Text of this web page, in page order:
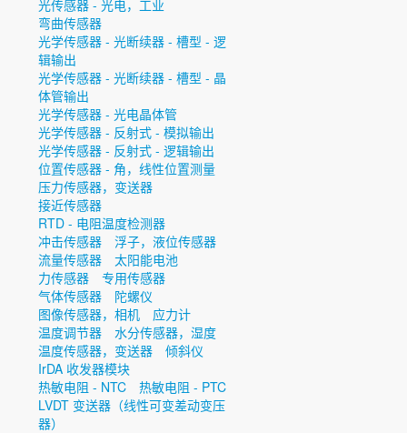
光传感器 - 光电，工业
弯曲传感器
光学传感器 - 光断续器 - 槽型 - 逻
辑输出
光学传感器 - 光断续器 - 槽型 - 晶
体管输出
光学传感器 - 光电晶体管
光学传感器 - 反射式 - 模拟输出
光学传感器 - 反射式 - 逻辑输出
位置传感器 - 角，线性位置测量
压力传感器，变送器
接近传感器
RTD - 电阻温度检测器
冲击传感器
浮子，液位传感器
流量传感器
太阳能电池
力传感器
专用传感器
气体传感器
陀螺仪
图像传感器，相机
应力计
温度调节器
水分传感器，湿度
温度传感器，变送器
倾斜仪
IrDA 收发器模块
热敏电阻 - NTC
热敏电阻 - PTC
LVDT 变送器（线性可变差动变压
器）